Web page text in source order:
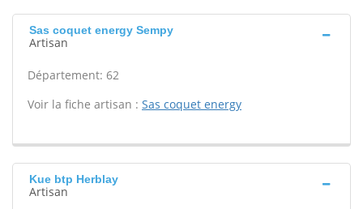
Sas coquet energy Sempy
Artisan
Département: 62
Voir la fiche artisan : Sas coquet energy
Kue btp Herblay
Artisan